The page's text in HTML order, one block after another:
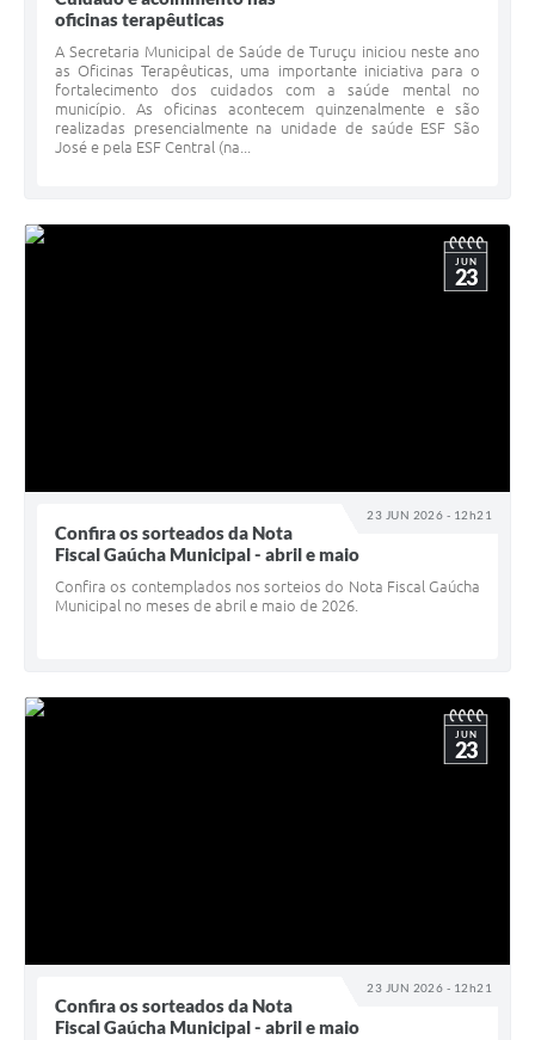
oficinas terapêuticas
A Secretaria Municipal de Saúde de Turuçu iniciou neste ano
as Oficinas Terapêuticas, uma importante iniciativa para o
fortalecimento dos cuidados com a saúde mental no
município. As oficinas acontecem quinzenalmente e são
realizadas presencialmente na unidade de saúde ESF São
José e pela ESF Central (na...
23 JUN 2026 - 12h21
JUN
23
Confira os sorteados da Nota
Fiscal Gaúcha Municipal - abril e maio
Confira os contemplados nos sorteios do Nota Fiscal Gaúcha
Municipal no meses de abril e maio de 2026.
23 JUN 2026 - 12h21
JUN
23
Confira os sorteados da Nota
Fiscal Gaúcha Municipal - abril e maio